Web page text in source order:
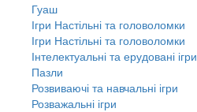
Гуаш
Ігри Настільні та головоломки
Ігри Настільні та головоломки
Інтелектуальні та ерудовані ігри
Пазли
Розвиваючі та навчальні ігри
Розважальні ігри